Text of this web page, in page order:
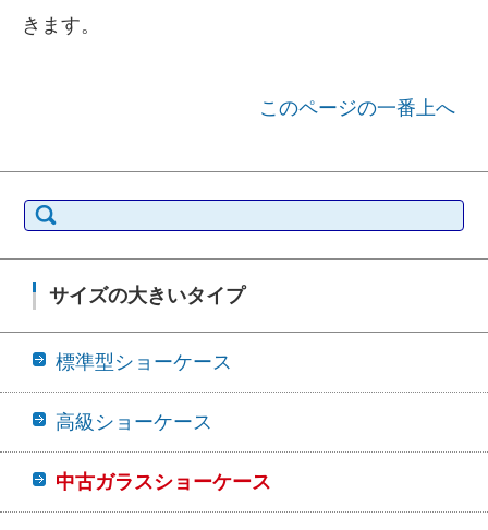
きます。
このページの一番上へ
検索:
サイズの大きいタイプ
標準型ショーケース
高級ショーケース
中古ガラスショーケース